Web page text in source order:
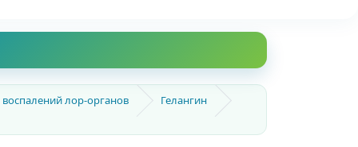
лор-органов Гелангин